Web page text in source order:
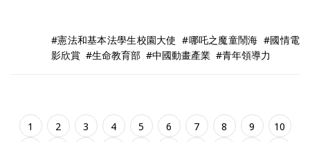
#憲法和基本法學生校園大使 #哪吒之魔童鬧海 #國情電
影欣賞 #生命教育部 #中國動畫產業 #青年領導力
1 2 3 4 5 6 7 8 9
10